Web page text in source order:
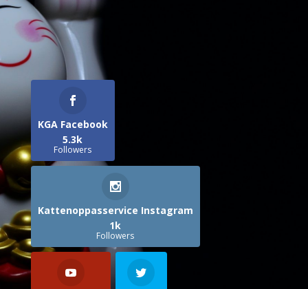
KGA Facebook
5.3k
Followers
Kattenoppasservice Instagram
1k
Followers